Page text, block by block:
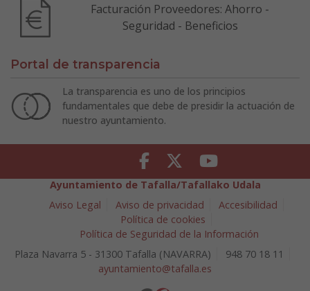
Facturación Proveedores: Ahorro -
Seguridad - Beneficios
Portal de transparencia
La transparencia es uno de los principios
fundamentales que debe de presidir la actuación de
nuestro ayuntamiento.
Facebook Twitter Youtube
Ayuntamiento de Tafalla/Tafallako Udala
Aviso Legal
Aviso de privacidad
Accesibilidad
Política de cookies
Política de Seguridad de la Información
Plaza Navarra 5 - 31300 Tafalla (NAVARRA)
948 70 18 11
ayuntamiento@tafalla.es